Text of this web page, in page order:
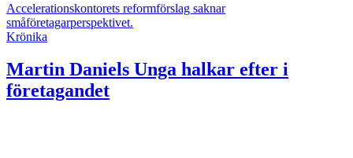
Accelerationskontorets reformförslag saknar
småföretagarperspektivet.
Krönika
Martin Daniels Unga halkar efter i
företagandet